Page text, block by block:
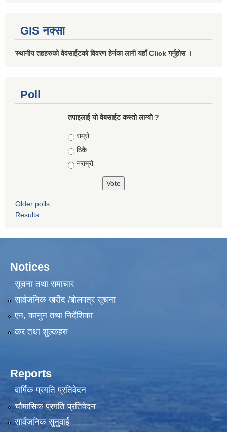
GIS नक्सा
स्थानीय तहहरुको वेवसाईटको विवरण हेर्नका लागी यहाँ Click गर्नुहोस ।
Poll
तपाइलाई यो वेबसाईट कस्तो लाग्यो ?
Choices
राम्रो
ठिकै
नराम्रो
Older polls
Results
Notices
सूचना तथा समाचार
सार्वजनिक खरीद /बोलपत्र सूचना
एन, कानुन तथा निर्देशिका
कर तथा शुल्कहरु
Reports
वार्षिक प्रगति प्रतिवेदन
चौमासिक प्रगति प्रतिवेदन
सार्वजनिक सुनुवाई